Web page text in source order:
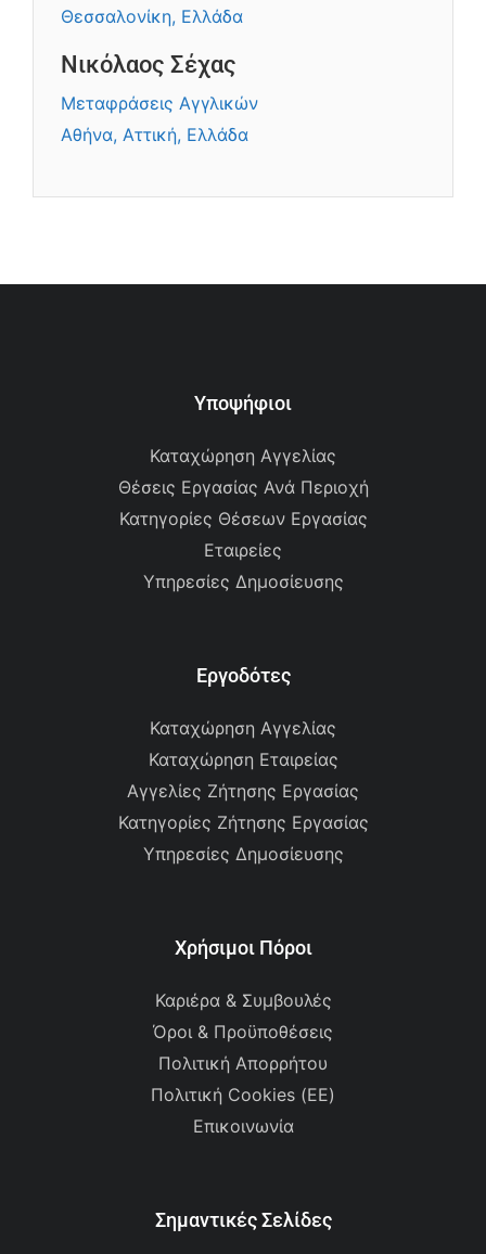
Θεσσαλονίκη, Ελλάδα
Νικόλαος Σέχας
Μεταφράσεις Αγγλικών
Αθήνα, Αττική, Ελλάδα
Υποψήφιοι
Καταχώρηση Αγγελίας
Θέσεις Εργασίας Ανά Περιοχή
Κατηγορίες Θέσεων Εργασίας
Εταιρείες
Υπηρεσίες Δημοσίευσης
Εργοδότες
Καταχώρηση Αγγελίας
Καταχώρηση Εταιρείας
Αγγελίες Ζήτησης Εργασίας
Κατηγορίες Ζήτησης Εργασίας
Υπηρεσίες Δημοσίευσης
Χρήσιμοι Πόροι
Καριέρα & Συμβουλές
Όροι & Προϋποθέσεις
Πολιτική Απορρήτου
Πολιτική Cookies (ΕΕ)
Επικοινωνία
Σημαντικές Σελίδες